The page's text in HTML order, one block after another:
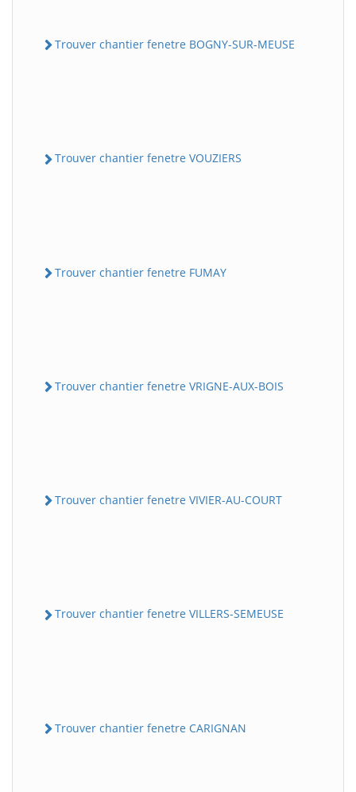
Trouver chantier fenetre BOGNY-SUR-MEUSE
Trouver chantier fenetre VOUZIERS
Trouver chantier fenetre FUMAY
Trouver chantier fenetre VRIGNE-AUX-BOIS
Trouver chantier fenetre VIVIER-AU-COURT
Trouver chantier fenetre VILLERS-SEMEUSE
Trouver chantier fenetre CARIGNAN